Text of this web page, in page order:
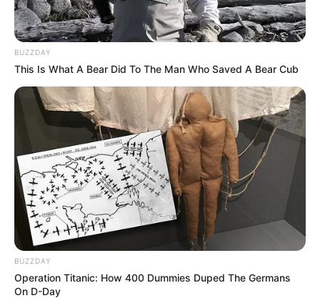
BUZZDAY
This Is What A Bear Did To The Man Who Saved A Bear Cub
BUZZDAY
Operation Titanic: How 400 Dummies Duped The Germans
On D-Day